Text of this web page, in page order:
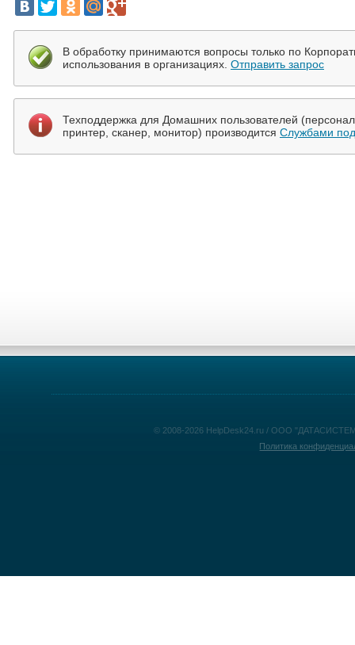
В обработку принимаются вопросы только по
использования в организациях. Отправить запрос
Техподдержка для Домашних пользователей
принтер, сканер, монитор) производится Службами
© 2008-2026 HelpDesk24.ru / ООО
Политика